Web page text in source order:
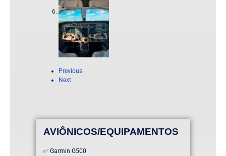
Previous
Next
AVIÔNICOS/EQUIPAMENTOS
✅ Garmin G500